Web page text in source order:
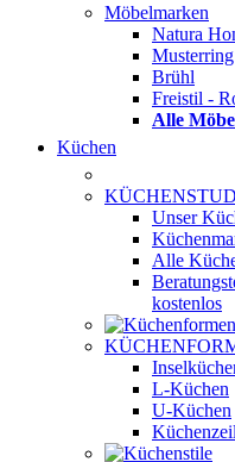
Möbelmarken
Natura
Musterring
Brühl
Freistil -
Alle
Küchen
Unser
Alle
kostenlos
L-Küchen
U-Küchen